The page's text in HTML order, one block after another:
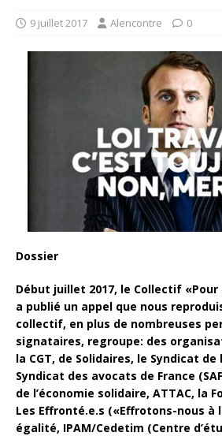
9 juillet 2017 Alencontre 0
Dossier
Début juillet 2017, le Collectif
a publié un appel que nous
collectif, en plus de nombreuses
signataires, regroupe: des
la CGT, de Solidaires, le Syndicat
Syndicat des avocats de France
de l’économie solidaire, ATTAC, la
Les Effronté.e.s («Effrotons-nous à
égalité, IPAM/Cedetim (Centre